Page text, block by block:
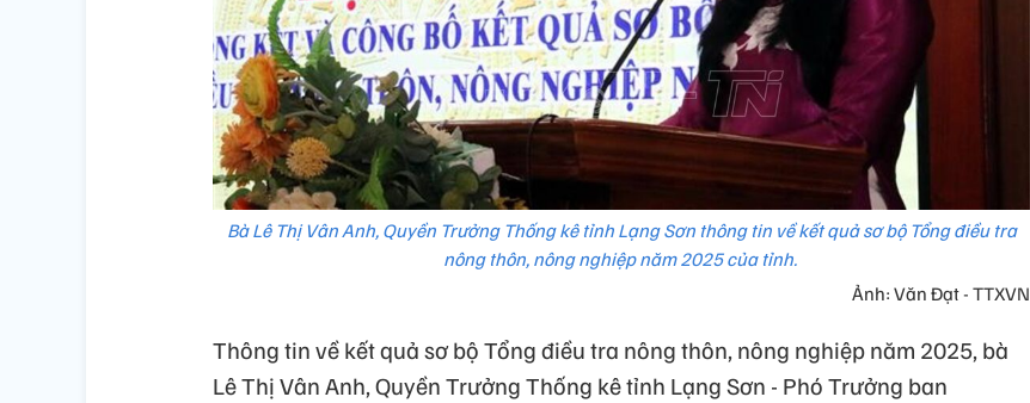
Bà Lê Thị Vân Anh, Quyền Trưởng Thống kê tỉnh Lạng Sơn thông tin về kết quả sơ bộ Tổng điều tra
nông thôn, nông nghiệp năm 2025 của tỉnh.
Ảnh: Văn Đạt - TTXVN
Thông tin về kết quả sơ bộ Tổng điều tra nông thôn, nông nghiệp năm 2025, bà
Lê Thị Vân Anh, Quyền Trưởng Thống kê tỉnh Lạng Sơn - Phó Trưởng ban